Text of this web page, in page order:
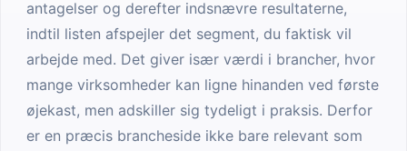
antagelser og derefter indsnævre resultaterne,
indtil listen afspejler det segment, du faktisk vil
arbejde med. Det giver især værdi i brancher, hvor
mange virksomheder kan ligne hinanden ved første
øjekast, men adskiller sig tydeligt i praksis. Derfor
er en præcis brancheside ikke bare relevant som